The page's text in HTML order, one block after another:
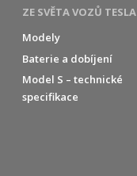
ZE SVĚTA VOZŮ TESLA
Modely
Baterie a dobíjení
Model S – technické
specifikace